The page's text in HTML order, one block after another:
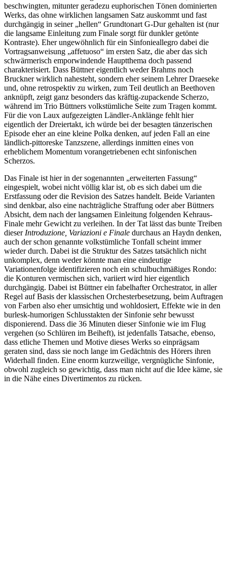
beschwingten, mitunter geradezu euphorischen Tönen dominierten
Werks, das ohne wirklichen langsamen Satz auskommt und fast
durchgängig in seiner „hellen“ Grundtonart G-Dur gehalten ist (nur
die langsame Einleitung zum Finale sorgt für dunkler getönte
Kontraste). Eher ungewöhnlich für ein Sinfonieallegro dabei die
Vortragsanweisung „affetuoso“ im ersten Satz, die aber das sich
schwärmerisch emporwindende Hauptthema doch passend
charakterisiert. Dass Büttner eigentlich weder Brahms noch
Bruckner wirklich nahesteht, sondern eher seinem Lehrer Draeseke
und, ohne retrospektiv zu wirken, zum Teil deutlich an Beethoven
anknüpft, zeigt ganz besonders das kräftig-zupackende Scherzo,
während im Trio Büttners volkstümliche Seite zum Tragen kommt.
Für die von Laux aufgezeigten Ländler-Anklänge fehlt hier
eigentlich der Dreiertakt, ich würde bei der besagten tänzerischen
Episode eher an eine kleine Polka denken, auf jeden Fall an eine
ländlich-pittoreske Tanzszene, allerdings inmitten eines von
erheblichem Momentum vorangetriebenen echt sinfonischen
Scherzos.
Das Finale ist hier in der sogenannten „erweiterten Fassung“
eingespielt, wobei nicht völlig klar ist, ob es sich dabei um die
Erstfassung oder die Revision des Satzes handelt. Beide Varianten
sind denkbar, also eine nachträgliche Straffung oder aber Büttners
Absicht, dem nach der langsamen Einleitung folgenden Kehraus-
Finale mehr Gewicht zu verleihen. In der Tat lässt das bunte Treiben
dieser Introduzione, Variazioni e Finale durchaus an Haydn denken,
auch der schon genannte volkstümliche Tonfall scheint immer
wieder durch. Dabei ist die Struktur des Satzes tatsächlich nicht
unkomplex, denn weder könnte man eine eindeutige
Variationenfolge identifizieren noch ein schulbuchmäßiges Rondo:
die Konturen vermischen sich, variiert wird hier eigentlich
durchgängig. Dabei ist Büttner ein fabelhafter Orchestrator, in aller
Regel auf Basis der klassischen Orchesterbesetzung, beim Auftragen
von Farben also eher umsichtig und wohldosiert, Effekte wie in den
burlesk-humorigen Schlusstakten der Sinfonie sehr bewusst
disponierend. Dass die 36 Minuten dieser Sinfonie wie im Flug
vergehen (so Schlüren im Beiheft), ist jedenfalls Tatsache, ebenso,
dass etliche Themen und Motive dieses Werks so einprägsam
geraten sind, dass sie noch lange im Gedächtnis des Hörers ihren
Widerhall finden. Eine enorm kurzweilige, vergnügliche Sinfonie,
obwohl zugleich so gewichtig, dass man nicht auf die Idee käme, sie
in die Nähe eines Divertimentos zu rücken.